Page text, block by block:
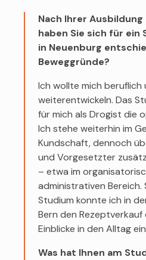
Nach Ihrer
haben Sie sich für ein
in Neuenburg
Beweggründe?
Ich wollte mich beruflich
weiterentwickeln. Das
für mich als Drogist die
Ich stehe weiterhin im
Kundschaft, dennoch
und Vorgesetzter
– etwa im
administrativen Bereich.
Studium konnte ich in
Bern den
Einblicke in den Alltag
Was hat Ihnen am